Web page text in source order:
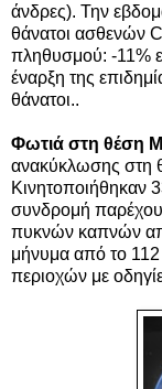
άνδρες). Την
θάνατοι ασθενών
πληθυσμού: -11%
έναρξη της
θάνατοι..
Φωτιά στη θέση
ανακύκλωσης στη
Κινητοποιήθηκαν
συνδρομή
πυκνών καπνών
μήνυμα από το 112
περιοχών με